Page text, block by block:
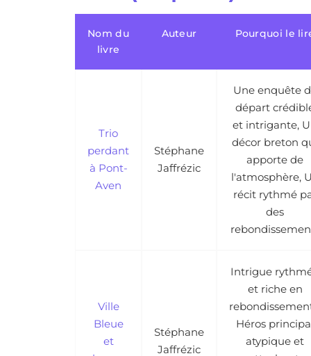
Nom du
livre
Auteur Pourquoi le
Trio
perdant
à Pont-
Aven
Stéphane
Jaffrézic
Une enquête
départ
et intrigante,
décor breton
apporte de
l'atmosphère,
récit rythmé
des
Ville
Bleue
et
Stéphane
Jaffrézic
Intrigue
et riche en
Héros
atypique et